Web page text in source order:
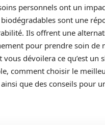
personnels ont un
sont une
Ils offrent une
pour prendre soin de
vous dévoilera ce qu’est un
comment choisir le
que des conseils pour